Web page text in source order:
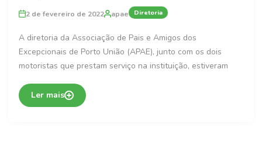
2 de fevereiro de 2022 apae Diretoria
A diretoria da Associação de Pais e Amigos dos
Excepcionais de Porto União (APAE), junto com os dois
motoristas que prestam serviço na instituição, estiveram
Ler mais